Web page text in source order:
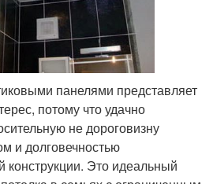
панелями представляет
потому что удачно
не дороговизну
и долговечностью
конструкции. Это идеальный